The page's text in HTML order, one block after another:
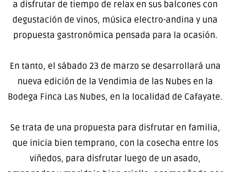
a disfrutar de tiempo de relax en sus balcones con
degustación de vinos, música electro-andina y una
propuesta gastronómica pensada para la ocasión.
En tanto, el sábado 23 de marzo se desarrollará una
nueva edición de la Vendimia de las Nubes en la
Bodega Finca Las Nubes, en la localidad de Cafayate.
Se trata de una propuesta para disfrutar en familia,
que inicia bien temprano, con la cosecha entre los
viñedos, para disfrutar luego de un asado,